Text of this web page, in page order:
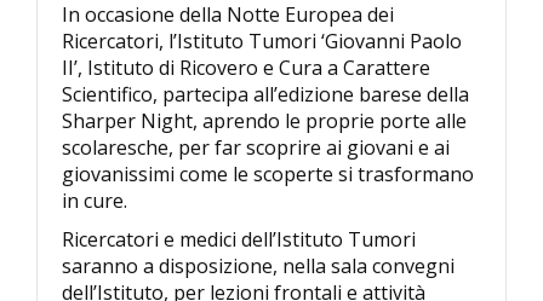
In occasione della Notte Europea dei
Ricercatori, l’Istituto Tumori ‘Giovanni Paolo
II’, Istituto di Ricovero e Cura a Carattere
Scientifico, partecipa all’edizione barese della
Sharper Night, aprendo le proprie porte alle
scolaresche, per far scoprire ai giovani e ai
giovanissimi come le scoperte si trasformano
in cure.
Ricercatori e medici dell’Istituto Tumori
saranno a disposizione, nella sala convegni
dell’Istituto, per lezioni frontali e attività